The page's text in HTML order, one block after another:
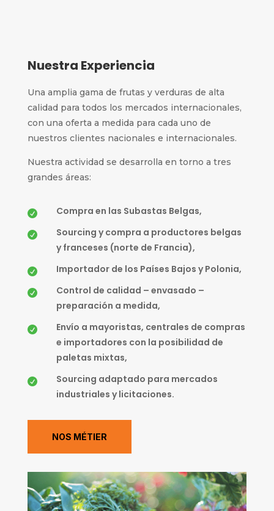
Nuestra Experiencia
Una amplia gama de frutas y verduras de alta
calidad para todos los mercados internacionales,
con una oferta a medida para cada uno de
nuestros clientes nacionales e internacionales.
Nuestra actividad se desarrolla en torno a tres
grandes áreas:
 Compra en las Subastas Belgas,

Sourcing y compra a productores belgas
y franceses (norte de Francia),
 Importador de los Países Bajos y Polonia,

Control de calidad – envasado –
preparación a medida,

Envío a mayoristas, centrales de compras
e importadores con la posibilidad de
paletas mixtas,

Sourcing adaptado para mercados
industriales y licitaciones.
NOS MÉTIER